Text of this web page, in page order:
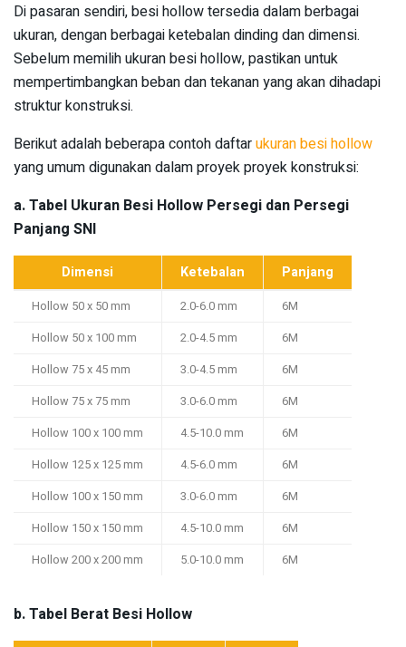
Di pasaran sendiri, besi hollow tersedia dalam berbagai
ukuran, dengan berbagai ketebalan dinding dan dimensi.
Sebelum memilih ukuran besi hollow, pastikan untuk
mempertimbangkan beban dan tekanan yang akan dihadapi
struktur konstruksi.
Berikut adalah beberapa contoh daftarukuran besi hollow
yang umum digunakan dalam proyek proyek konstruksi:
a. Tabel Ukuran Besi Hollow Persegi dan Persegi
Panjang SNI
Dimensi Ketebalan Panjang
Hollow 50 x 50 mm 2.0-6.0 mm
6M
Hollow 50 x 100 mm
2.0-4.5 mm
6M
Hollow 75 x 45 mm
3.0-4.5 mm
6M
Hollow 75 x 75 mm
3.0-6.0 mm
6M
Hollow 100 x 100 mm
4.5-10.0 mm
6M
Hollow 125 x 125 mm
4.5-6.0 mm
6M
Hollow 100 x 150 mm
3.0-6.0 mm
6M
Hollow 150 x 150 mm
4.5-10.0 mm
6M
Hollow 200 x 200 mm
5.0-10.0 mm 6M
b. Tabel Berat Besi Hollow